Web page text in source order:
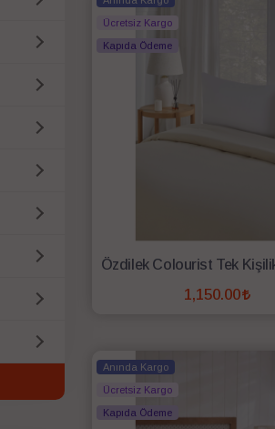
Ücretsiz Kargo
Kapıda Ödeme
1,150.00
Anında Kargo
Ücretsiz Kargo
Kapıda Ödeme